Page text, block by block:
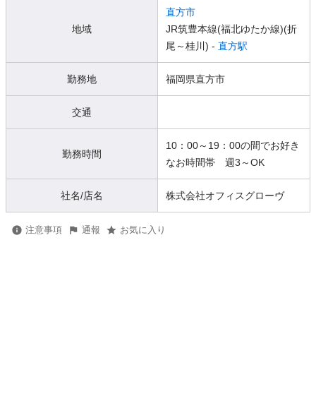
地域
直方市
JR筑豊本線(福北ゆたか線)(折
尾～桂川) - 直方駅
勤務地 福岡県直方市
交通
勤務時間
10：00～19：00の間でお好き
なお時間帯 週3～OK
社名/店名 株式会社オフィスグローヴ
注意事項 通報 お気に入り